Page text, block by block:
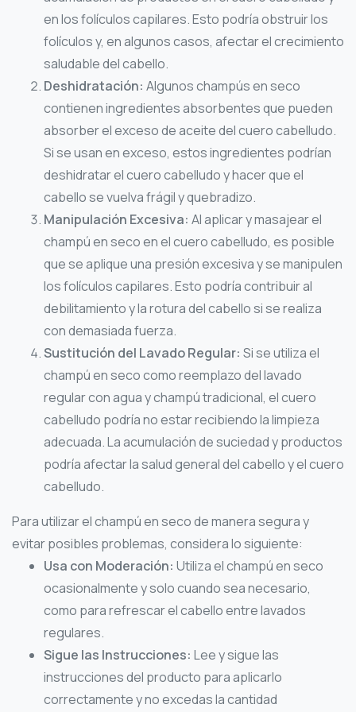
en los folículos capilares. Esto podría obstruir los
folículos y, en algunos casos, afectar el crecimiento
saludable del cabello.
Deshidratación: Algunos champús en seco
contienen ingredientes absorbentes que pueden
absorber el exceso de aceite del cuero cabelludo.
Si se usan en exceso, estos ingredientes podrían
deshidratar el cuero cabelludo y hacer que el
cabello se vuelva frágil y quebradizo.
Manipulación Excesiva: Al aplicar y masajear el
champú en seco en el cuero cabelludo, es posible
que se aplique una presión excesiva y se manipulen
los folículos capilares. Esto podría contribuir al
debilitamiento y la rotura del cabello si se realiza
con demasiada fuerza.
Sustitución del Lavado Regular: Si se utiliza el
champú en seco como reemplazo del lavado
regular con agua y champú tradicional, el cuero
cabelludo podría no estar recibiendo la limpieza
adecuada. La acumulación de suciedad y productos
podría afectar la salud general del cabello y el cuero
cabelludo.
Para utilizar el champú en seco de manera segura y
evitar posibles problemas, considera lo siguiente:
Usa con Moderación: Utiliza el champú en seco
ocasionalmente y solo cuando sea necesario,
como para refrescar el cabello entre lavados
regulares.
Sigue las Instrucciones: Lee y sigue las
instrucciones del producto para aplicarlo
correctamente y no excedas la cantidad